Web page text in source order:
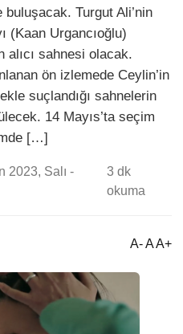
Turgut Ali’nin
(Kaan Urgancıoğlu)
alıcı sahnesi olacak.
ön izlemede Ceylin’in
suçlandığı sahnelerin
14 Mayıs’ta seçim
[…]
2023, Salı -
3 dk
okuma
A- A A+